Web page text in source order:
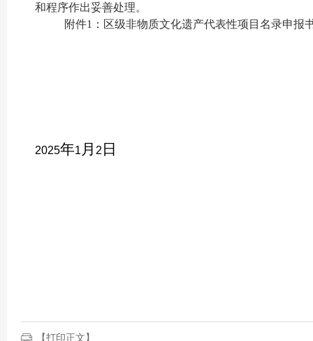
和程序作出妥善处理。
附件1：区级非物质文化遗产代表性项目名录申报
2025年1 月 2 日
【打印正文】